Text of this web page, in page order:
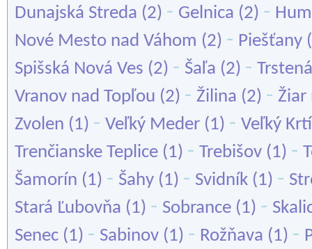
Dunajská Streda (2) - Gelnica (2) -
Nové Mesto nad Váhom (2) - Piešťany
Spišská Nová Ves (2) - Šaľa (2) - Trstená
Vranov nad Topľou (2) - Žilina (2) - Žiar
Zvolen (1) - Veľký Meder (1) - Veľký
Trenčianske Teplice (1) - Trebišov (1) -
Šamorín (1) - Šahy (1) - Svidník (1) -
Stará Ľubovňa (1) - Sobrance (1) -
Senec (1) - Sabinov (1) - Rožňava (1) -